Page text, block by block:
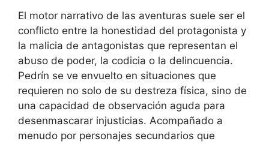
El motor narrativo de las aventuras suele ser el
conflicto entre la honestidad del protagonista y
la malicia de antagonistas que representan el
abuso de poder, la codicia o la delincuencia.
Pedrín se ve envuelto en situaciones que
requieren no solo de su destreza física, sino de
una capacidad de observación aguda para
desenmascarar injusticias. Acompañado a
menudo por personajes secundarios que